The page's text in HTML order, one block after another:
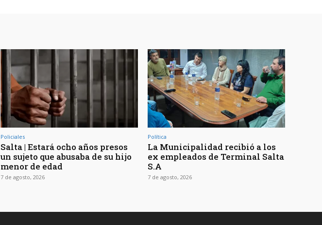
Policiales
Salta | Estará ocho años presos
un sujeto que abusaba de su hijo
menor de edad
7 de agosto, 2026
Política
La Municipalidad recibió a los
ex empleados de Terminal Salta
S.A
7 de agosto, 2026